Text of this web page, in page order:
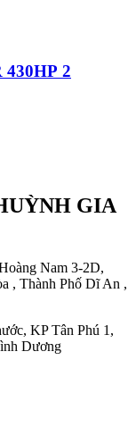
2
GIA
Nam 3-2D,
, Thành Phố Dĩ An ,
KP Tân Phú 1,
Dương